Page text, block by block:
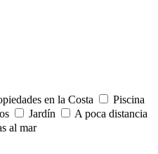
en la Costa
Piscina
Jardín
A poca distancia
al mar